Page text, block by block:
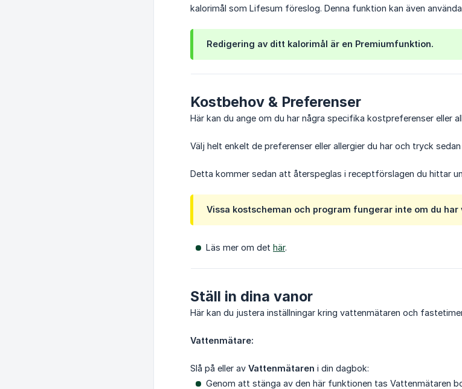
kalorimål som Lifesum föreslog. Denna funktion kan även
Redigering av ditt kalorimål är en Premiumfunktion.
Kostbehov & Preferenser
Här kan du ange om du har några specifika kostpreferenser eller
Välj helt enkelt de preferenser eller allergier du har och tryck sedan
Detta kommer sedan att återspeglas i receptförslagen du hittar
Vissa kostscheman och program fungerar inte om du
Läs mer om det här.
Ställ in dina vanor
Här kan du justera inställningar kring vattenmätaren och
Vattenmätare:
Slå på eller av Vattenmätaren i din dagbok:
Genom att stänga av den här funktionen tas Vattenmätaren